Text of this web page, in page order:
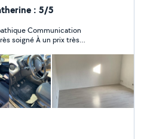
lavé en profondeur,
jantes véhicule en
: 5/5